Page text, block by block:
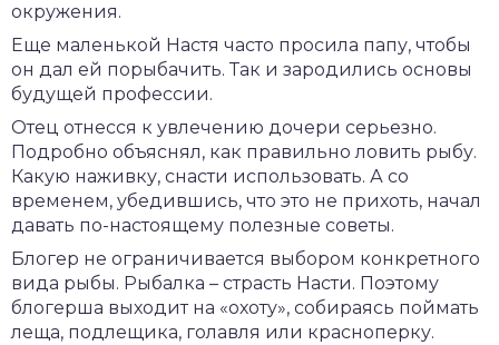
окружения.
Еще маленькой Настя часто просила папу, чтобы
он дал ей порыбачить. Так и зародились основы
будущей профессии.
Отец отнесся к увлечению дочери серьезно.
Подробно объяснял, как правильно ловить рыбу.
Какую наживку, снасти использовать. А со
временем, убедившись, что это не прихоть, начал
давать по-настоящему полезные советы.
Блогер не ограничивается выбором конкретного
вида рыбы. Рыбалка – страсть Насти. Поэтому
блогерша выходит на «охоту», собираясь поймать
леща, подлещика, голавля или красноперку.